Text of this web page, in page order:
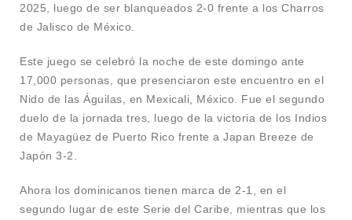
2025, luego de ser blanqueados 2-0 frente a los Charros
de Jalisco de México.
Este juego se celebró la noche de este domingo ante
17,000 personas, que presenciaron este encuentro en el
Nido de las Águilas, en Mexicali, México. Fue el segundo
duelo de la jornada tres, luego de la victoria de los Indios
de Mayagüez de Puerto Rico frente a Japan Breeze de
Japón 3-2.
Ahora los dominicanos tienen marca de 2-1, en el
segundo lugar de este Serie del Caribe, mientras que los